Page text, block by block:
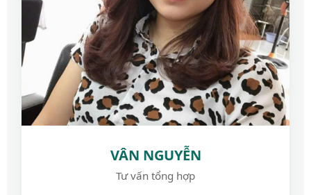
VÂN NGUYỄN
Tư vấn tổng hợp